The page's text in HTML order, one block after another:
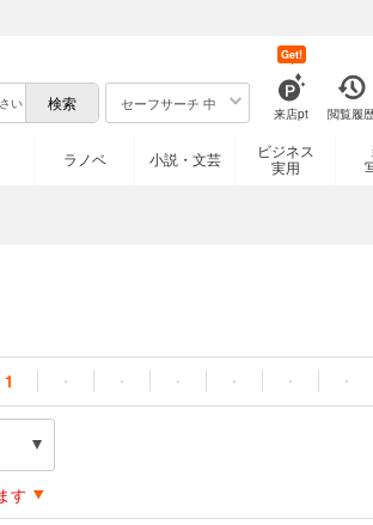
セーフサーチ 中
来店pt
Get!
閲覧履
ラノベ 小説・文芸
ビジネス
実用
1 ・ ・ ・ ・ ・ ・
す